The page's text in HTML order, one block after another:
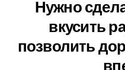
Нужно
вкусить
позволить